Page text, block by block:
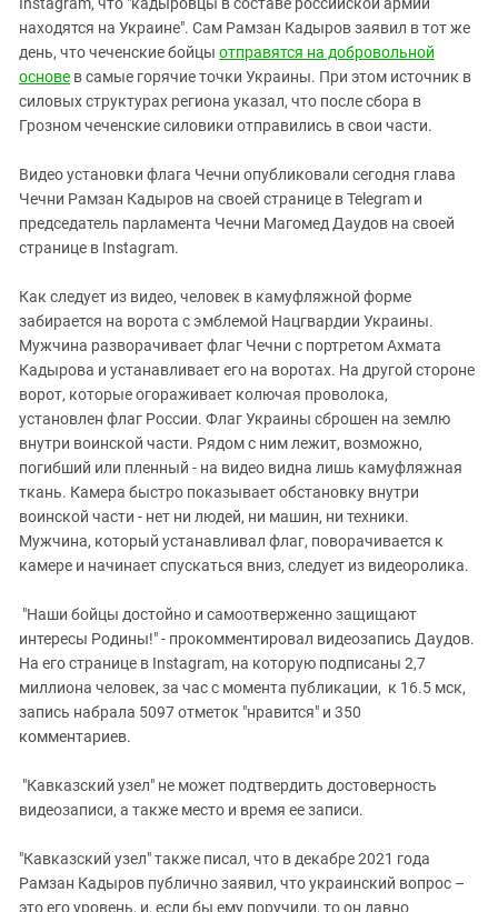
находятся на Украине". Сам Рамзан Кадыров заявил в тот же
день, что чеченские бойцы отправятся на добровольной
основе в самые горячие точки Украины. При этом источник в
силовых структурах региона указал, что после сбора в
Грозном чеченские силовики отправились в свои части.
Видео установки флага Чечни опубликовали сегодня глава
Чечни Рамзан Кадыров на своей странице в Telegram и
председатель парламента Чечни Магомед Даудов на своей
странице в Instagram.
Как следует из видео, человек в камуфляжной форме
забирается на ворота с эмблемой Нацгвардии Украины.
Мужчина разворачивает флаг Чечни с портретом Ахмата
Кадырова и устанавливает его на воротах. На другой стороне
ворот, которые огораживает колючая проволока,
установлен флаг России. Флаг Украины сброшен на землю
внутри воинской части. Рядом с ним лежит, возможно,
погибший или пленный - на видео видна лишь камуфляжная
ткань. Камера быстро показывает обстановку внутри
воинской части - нет ни людей, ни машин, ни техники.
Мужчина, который устанавливал флаг, поворачивается к
камере и начинает спускаться вниз, следует из видеоролика.
"Наши бойцы достойно и самоотверженно защищают
интересы Родины!" - прокомментировал видеозапись Даудов.
На его странице в Instagram, на которую подписаны 2,7
миллиона человек, за час с момента публикации, к 16.5 мск,
запись набрала 5097 отметок "нравится" и 350
комментариев.
"Кавказский узел" не может подтвердить достоверность
видеозаписи, а также место и время ее записи.
"Кавказский узел" также писал, что в декабре 2021 года
Рамзан Кадыров публично заявил, что украинский вопрос –
это его уровень, и, если бы ему поручили, то он давно